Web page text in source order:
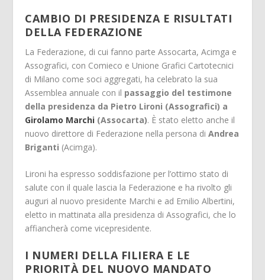
CAMBIO DI PRESIDENZA E RISULTATI
DELLA FEDERAZIONE
La Federazione, di cui fanno parte Assocarta, Acimga e
Assografici, con Comieco e Unione Grafici Cartotecnici
di Milano come soci aggregati, ha celebrato la sua
Assemblea annuale con il passaggio del testimone
della presidenza da Pietro Lironi (Assografici) a
Girolamo Marchi (Assocarta). È stato eletto anche il
nuovo direttore di Federazione nella persona diAndrea
Briganti (Acimga).
Lironi ha espresso soddisfazione per l’ottimo stato di
salute con il quale lascia la Federazione e ha rivolto gli
auguri al nuovo presidente Marchi e ad Emilio Albertini,
eletto in mattinata alla presidenza di Assografici, che lo
affiancherà come vicepresidente.
I NUMERI DELLA FILIERA E LE
PRIORITÀ DEL NUOVO MANDATO